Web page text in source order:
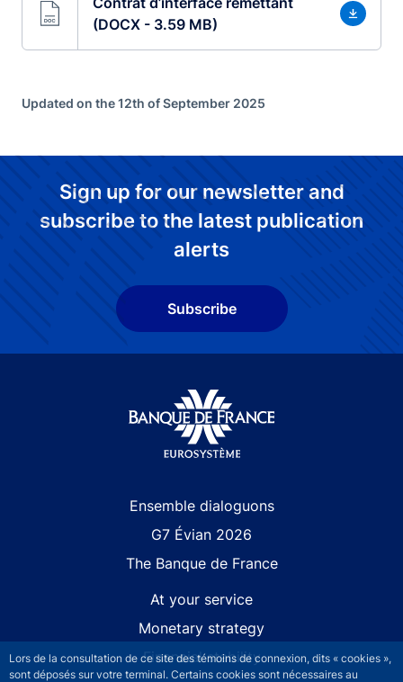
Lors de la consultation de ce site des témoins de connexion, dits « cookies »,
sont déposés sur votre terminal. Certains cookies sont nécessaires au
(DOCX - 3.59 MB)
Updated on the 12th of September 2025
Sign up for our newsletter and
subscribe to the latest publication
alerts
Subscribe
Ensemble dialoguons
G7 Évian 2026
The Banque de France
At your service
Monetary strategy
Financial stability